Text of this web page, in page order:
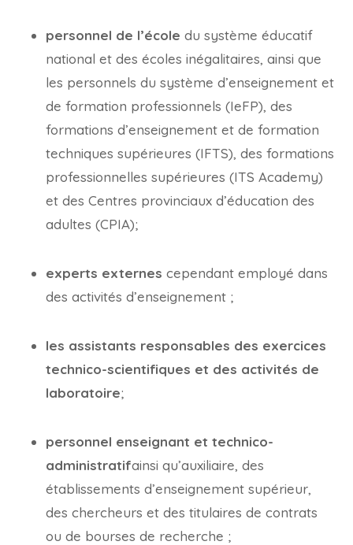
personnel de l’école du système éducatif
national et des écoles inégalitaires, ainsi que
les personnels du système d’enseignement et
de formation professionnels (IeFP), des
formations d’enseignement et de formation
techniques supérieures (IFTS), des formations
professionnelles supérieures (ITS Academy)
et des Centres provinciaux d’éducation des
adultes (CPIA);
experts externes cependant employé dans
des activités d’enseignement ;
les assistants responsables des exercices
technico-scientifiques et des activités de
laboratoire;
personnel enseignant et technico-
administratifainsi qu’auxiliaire, des
établissements d’enseignement supérieur,
des chercheurs et des titulaires de contrats
ou de bourses de recherche ;